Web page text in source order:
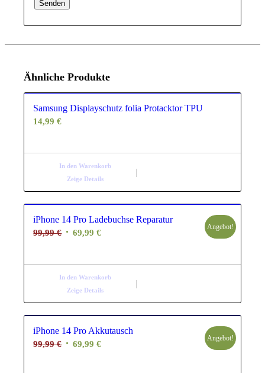
Ähnliche Produkte
Samsung Displayschutz folia Protacktor TPU
14,99€
In den Warenkorb
Zeige Details
iPhone 14 Pro Ladebuchse Reparatur
99,99€ Ursprünglicher
99,99 €
69,99€Aktueller
69,99 €.
Angebot!
In den Warenkorb
Zeige Details
iPhone 14 Pro Akkutausch
99,99€ Ursprünglicher
69,99€Aktueller
Angebot!